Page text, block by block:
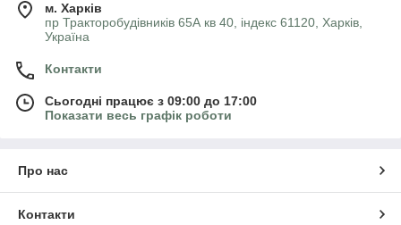
м. Харків
пр Тракторобудівників 65А кв 40, індекс 61120, Харків,
Україна
Контакти
Сьогодні працює з 09:00 до 17:00
Показати весь графік роботи
Про нас
Контакти